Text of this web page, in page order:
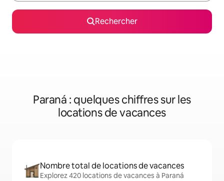
Rechercher
Paraná : quelques chiffres sur les
locations de vacances
Nombre total de locations de vacances
Explorez 420 locations de vacances à Paraná